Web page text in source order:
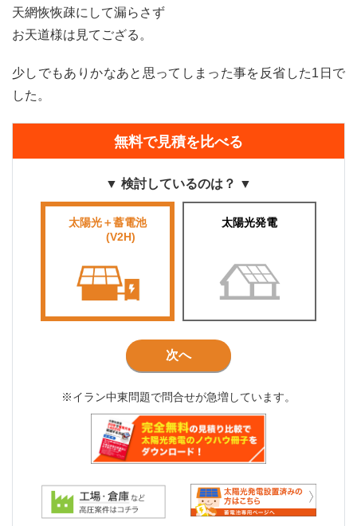
天網恢恢疎にして漏らさず
お天道様は見てござる。
少しでもありかなあと思ってしまった事を反省した1日で
した。
無料で見積を比べる
▼ 検討しているのは？ ▼
太陽光＋蓄電池
(V2H)
太陽光発電
次へ
※イラン中東問題で問合せが急増しています。